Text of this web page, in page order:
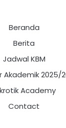
Beranda
Berita
Jadwal KBM
Akademik 2025/
Academy
Contact